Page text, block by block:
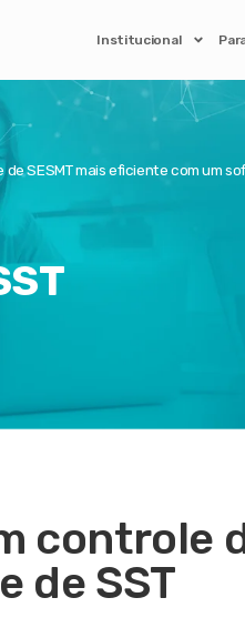
Institucional
SESMT mais eficiente com um
controle
de SST